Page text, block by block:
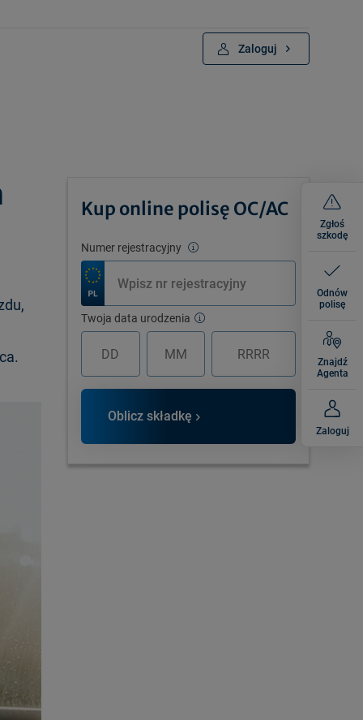
Zaloguj
Kup online polisę OC/AC
Numer rejestracyjny
Twoja data urodzenia
Oblicz składkę
Zgłoś
szkodę
Odnów
polisę
Znajdź
Agenta
Zaloguj